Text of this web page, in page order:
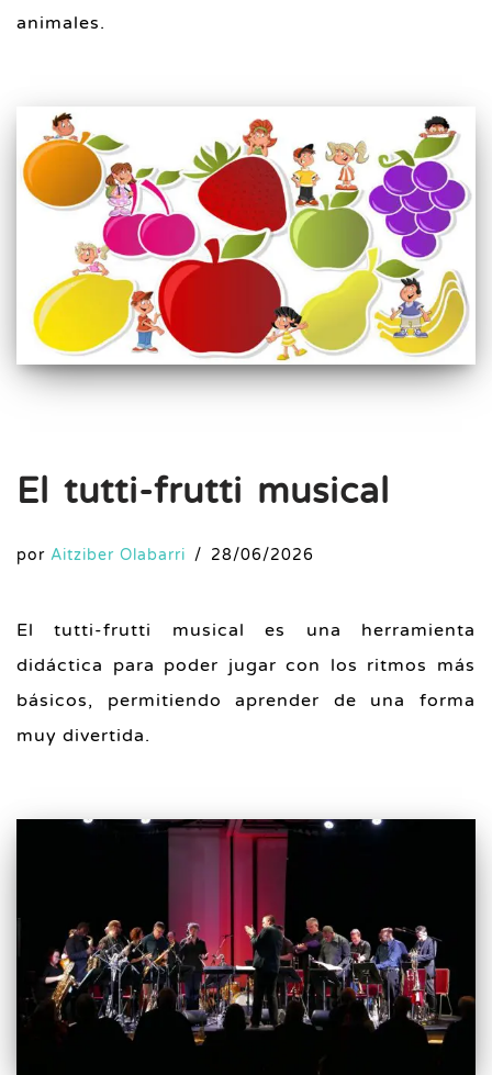
animales.
El tutti-frutti musical
por Aitziber Olabarri 28/06/2026
El tutti-frutti musical es una herramienta
didáctica para poder jugar con los ritmos más
básicos, permitiendo aprender de una forma
muy divertida.